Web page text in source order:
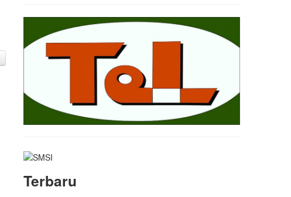
Terbaru